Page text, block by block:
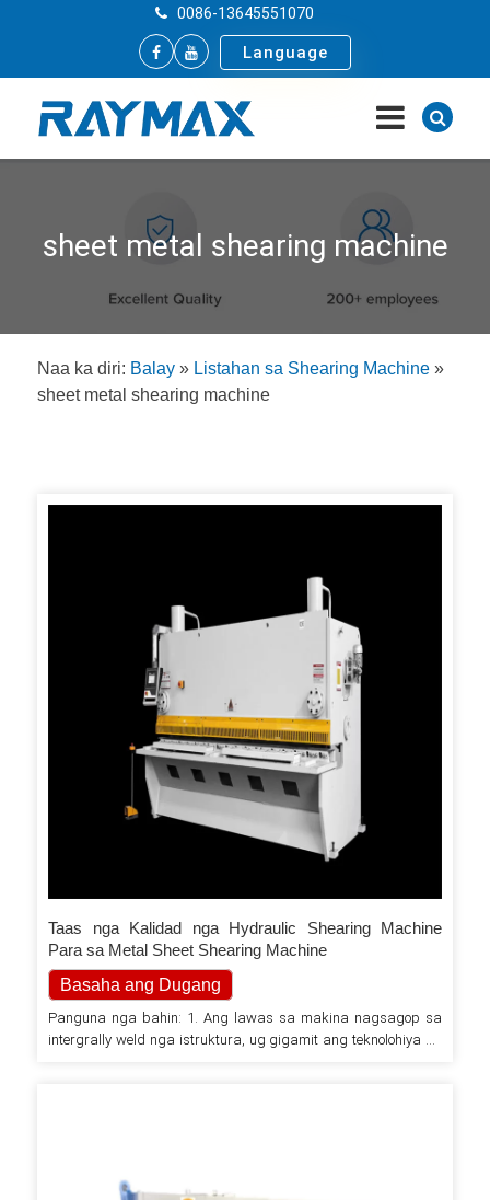
0086-13645551070
Language
sheet metal shearing machine
Naa ka diri: Balay » Listahan sa Shearing Machine »
sheet metal shearing machine
Taas nga Kalidad nga Hydraulic Shearing Machine
Para sa Metal Sheet Shearing Machine
Basaha ang Dugang
Panguna nga bahin: 1. Ang lawas sa makina nagsagop sa
intergrally weld nga istruktura, ug gigamit ang teknolohiya sa